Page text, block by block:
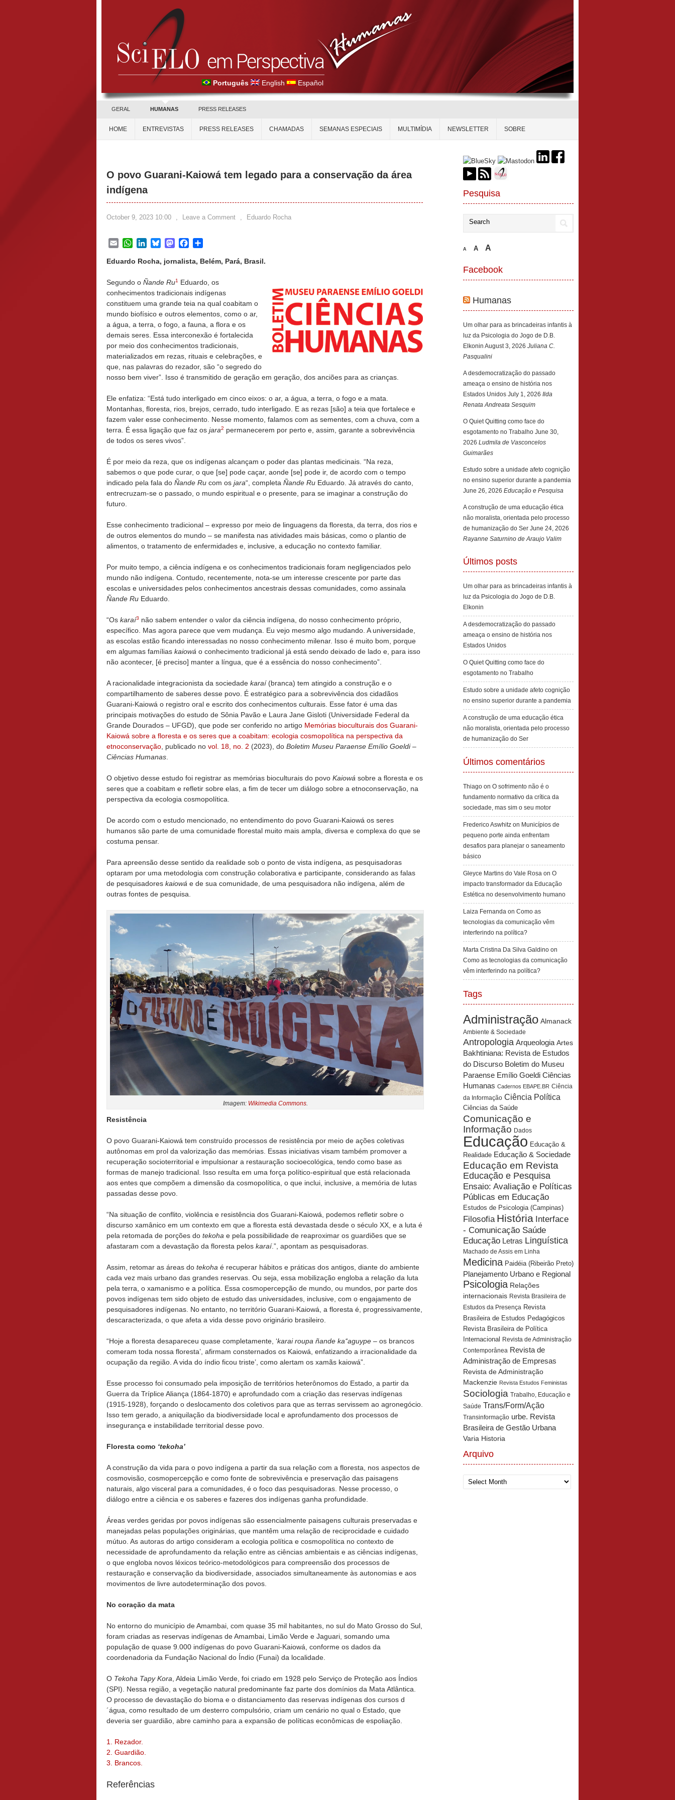
Português English Español
GERAL HUMANAS PRESS RELEASES
HOME ENTREVISTAS PRESS RELEASES CHAMADAS SEMANAS ESPECIAIS MULTIMÍDIA NEWSLETTER SOBRE
O povo Guarani-Kaiowá tem legado para a conservação da área
indígena
October 9, 2023 10:00 , Leave a Comment , Eduardo Rocha
EmailWhatsApp
LinkedInBlueskyMastodonFacebook
Eduardo Rocha, jornalista, Belém, Pará, Brasil.
Segundo o Ñande Ru1
Eduardo, os
conhecimentos tradicionais indígenas
constituem uma grande teia na qual coabitam o
mundo biofísico e outros elementos, como o ar,
a água, a terra, o fogo, a fauna, a flora e os
demais seres. Essa interconexão é fortalecida
por meio dos conhecimentos tradicionais,
materializados em rezas, rituais e celebrações, e
que, nas palavras do rezador, são “o segredo do
nosso bem viver”. Isso é transmitido de geração em geração, dos anciões para as crianças.
Ele enfatiza: “Está tudo interligado em cinco eixos: o ar, a água, a terra, o fogo e a mata.
Montanhas, floresta, rios, brejos, cerrado, tudo interligado. E as rezas [são] a teia que fortalece e
fazem valer esse conhecimento. Nesse momento, falamos com as sementes, com a chuva, com a
terra. É essa ligação que faz os jara2 permanecerem por perto e, assim, garante a sobrevivência
de todos os seres vivos”.
É por meio da reza, que os indígenas alcançam o poder das plantas medicinais. “Na reza,
sabemos o que pode curar, o que [se] pode caçar, aonde [se] pode ir, de acordo com o tempo
indicado pela fala do Ñande Ru com os jara“, completa Ñande Ru Eduardo. Já através do canto,
entrecruzam-se o passado, o mundo espiritual e o presente, para se imaginar a construção do
futuro.
Esse conhecimento tradicional – expresso por meio de linguagens da floresta, da terra, dos rios e
de outros elementos do mundo – se manifesta nas atividades mais básicas, como o plantio de
alimentos, o tratamento de enfermidades e, inclusive, a educação no contexto familiar.
Por muito tempo, a ciência indígena e os conhecimentos tradicionais foram negligenciados pelo
mundo não indígena. Contudo, recentemente, nota-se um interesse crescente por parte das
escolas e universidades pelos conhecimentos ancestrais dessas comunidades, como assinala
Ñande Ru Eduardo.
“Os karaí3 não sabem entender o valor da ciência indígena, do nosso conhecimento próprio,
específico. Mas agora parece que vem mudança. Eu vejo mesmo algo mudando. A universidade,
as escolas estão ficando interessadas no nosso conhecimento milenar. Isso é muito bom, porque
em algumas famílias kaiowá o conhecimento tradicional já está sendo deixado de lado e, para isso
não acontecer, [é preciso] manter a língua, que é a essência do nosso conhecimento”.
A racionalidade integracionista da sociedade karaí(branca) tem atingido a construção e o
compartilhamento de saberes desse povo. É estratégico para a sobrevivência dos cidadãos
Guarani-Kaiowá o registro oral e escrito dos conhecimentos culturais. Esse fator é uma das
principais motivações do estudo de Sônia Pavão e Laura Jane Gisloti (Universidade Federal da
Grande Dourados – UFGD), que pode ser conferido no artigo Memórias bioculturais dos Guarani-
Kaiowá sobre a floresta e os seres que a coabitam: ecologia cosmopolítica na perspectiva da
etnoconservação , publicado no vol. 18, no. 2 (2023), do Boletim Museu Paraense Emílio Goeldi –
Ciências Humanas
O objetivo desse estudo foi registrar as memórias bioculturais do povo Kaiowá sobre a floresta e os
seres que a coabitam e refletir sobre elas, a fim de tecer um diálogo sobre a etnoconservação, na
perspectiva da ecologia cosmopolítica.
De acordo com o estudo mencionado, no entendimento do povo Guarani-Kaiowá os seres
humanos são parte de uma comunidade florestal muito mais ampla, diversa e complexa do que se
costuma pensar.
Para apreensão desse sentido da realidade sob o ponto de vista indígena, as pesquisadoras
optaram por uma metodologia com construção colaborativa e participante, considerando as falas
de pesquisadores kaiowá e de sua comunidade, de uma pesquisadora não indígena, além de
outras fontes de pesquisa.
Imagem: Wikimedia Commons.
Resistência
O povo Guarani-Kaiowá tem construído processos de resistência por meio de ações coletivas
autônomas em prol da valorização das memórias. Essas iniciativas visam também promover a
recuperação socioterritorial e impulsionar a restauração socioecológica, tendo como base as
formas de manejo tradicional. Isso resulta em uma força político-espiritual que está relacionada
aos entes que compõem a dimensão da cosmopolítica, o que inclui, inclusive, a memória de lutas
passadas desse povo.
“Na situação de conflito, violência e resistência dos Guarani-Kaiowá, podemos refletir sobre o
discurso xamânico em um contexto em que a floresta está devastada desde o século XX, e a luta é
pela retomada de porções do tekoha e pela possibilidade de reaproximar os guardiões que se
afastaram com a devastação da floresta pelos karaí.”, apontam as pesquisadoras.
Assim, retomar as áreas do tekoha é recuperar hábitos e práticas dos antigos, diante do ambiente
cada vez mais urbano das grandes reservas. Ou seja, essa mobilização engloba a relação da luta
pela terra, o xamanismo e a política. Essa cosmopercepção de mundo, ou mundos, por parte dos
povos indígenas tem sido objeto de estudo das universidades, inclusive, com o engajamento de
pesquisadores indígenas. No entanto, no território Guarani-Kaiowá, a floresta é, progressivamente,
descaracterizada, o que afeta a vida desse povo originário brasileiro.
“Hoje a floresta desapareceu quase completamente, ‘karai roupa ñande ka‘‘aguype – os brancos
comeram toda nossa floresta’, afirmam consternados os Kaiowá, enfatizando a irracionalidade da
ocupação da região. A vida do índio ficou triste’, como alertam os xamãs kaiowá”.
Esse processo foi consumado pela imposição de territórios heterônomos do Estado, a partir da
Guerra da Tríplice Aliança (1864-1870) e aprofundado com a criação das reservas indígenas
(1915-1928), forçando o deslocamento dos coletivos para que as terras servissem ao agronegócio.
Isso tem gerado, a aniquilação da biodiversidade local e aprofundamento dos processos de
insegurança e instabilidade territorial desse povo.
Floresta como ‘tekoha’
A construção da vida para o povo indígena a partir da sua relação com a floresta, nos aspectos de
cosmovisão, cosmopercepção e como fonte de sobrevivência e preservação das paisagens
naturais, algo visceral para a comunidades, é o foco das pesquisadoras. Nesse processo, o
diálogo entre a ciência e os saberes e fazeres dos indígenas ganha profundidade.
Áreas verdes geridas por povos indígenas são essencialmente paisagens culturais preservadas e
manejadas pelas populações originárias, que mantêm uma relação de reciprocidade e cuidado
mútuo. As autoras do artigo consideram a ecologia política e cosmopolítica no contexto de
necessidade de aprofundamento da relação entre as ciências ambientais e as ciências indígenas,
o que engloba novos léxicos teórico-metodológicos para compreensão dos processos de
restauração e conservação da biodiversidade, associados simultaneamente às autonomias e aos
movimentos de livre autodeterminação dos povos.
No coração da mata
No entorno do município de Amambai, com quase 35 mil habitantes, no sul do Mato Grosso do Sul,
foram criadas as reservas indígenas de Amambai, Limão Verde e Jaguari, somando uma
população de quase 9.000 indígenas do povo Guarani-Kaiowá, conforme os dados da
coordenadoria da Fundação Nacional do Índio (Funai) da localidade.
O Tekoha Tapy Kora, Aldeia Limão Verde, foi criado em 1928 pelo Serviço de Proteção aos Índios
(SPI). Nessa região, a vegetação natural predominante faz parte dos domínios da Mata Atlântica.
O processo de devastação do bioma e o distanciamento das reservas indígenas dos cursos d
´água, como resultado de um desterro compulsório, criam um cenário no qual o Estado, que
deveria ser guardião, abre caminho para a expansão de políticas econômicas de espoliação.
1. Rezador.
2. Guardião.
3. Brancos.
Referências
Pesquisa
A A A
Facebook
Humanas
Um olhar para as brincadeiras infantis à
luz da Psicologia do Jogo de D.B.
Elkonin August 3, 2026 Juliana C.
Pasqualini
A desdemocratização do passado
ameaça o ensino de história nos
Estados Unidos July 1, 2026 Ilda
Renata Andreata Sesquim
O Quiet Quitting como face do
esgotamento no Trabalho June 30,
2026 Ludmila de Vasconcelos
Guimarães
Estudo sobre a unidade afeto cognição
no ensino superior durante a pandemia
June 26, 2026 Educação e Pesquisa
A construção de uma educação ética
não moralista, orientada pelo processo
de humanização do Ser June 24, 2026
Rayanne Saturnino de Araujo Valim
Últimos posts
Um olhar para as brincadeiras infantis à
luz da Psicologia do Jogo de D.B.
Elkonin
A desdemocratização do passado
ameaça o ensino de história nos
Estados Unidos
O Quiet Quitting como face do
esgotamento no Trabalho
Estudo sobre a unidade afeto cognição
no ensino superior durante a pandemia
A construção de uma educação ética
não moralista, orientada pelo processo
de humanização do Ser
Últimos comentários
Thiago on O sofrimento não é o
fundamento normativo da crítica da
sociedade, mas sim o seu motor
Frederico Aswhitz on Municípios de
pequeno porte ainda enfrentam
desafios para planejar o saneamento
básico
Gleyce Martins do Vale Rosa on O
impacto transformador da Educação
Estética no desenvolvimento humano
Laiza Fernanda on Como as
tecnologias da comunicação vêm
interferindo na política?
Marta Cristina Da Silva Galdino on
Como as tecnologias da comunicação
vêm interferindo na política?
Tags
Administração Almanack
Ambiente & Sociedade
Antropologia Arqueologia Artes
Bakhtiniana: Revista de Estudos
do Discurso Boletim do Museu
Paraense Emílio Goeldi Ciências
Humanas Cadernos EBAPE.BR Ciência
da Informação Ciência Política
Ciências da Saúde
Comunicação e
Informação Dados
Educação Educação &
Realidade Educação & Sociedade
Educação em Revista
Educação e Pesquisa
Ensaio: Avaliação e Políticas
Públicas em Educação
Estudos de Psicologia (Campinas)
Filosofia História Interface
- Comunicação Saúde
Educação Letras Linguística
Machado de Assis em Linha
Medicina Paidéia (Ribeirão Preto)
Planejamento Urbano e Regional
Psicologia Relações
internacionais Revista Brasileira de
Estudos da Presença Revista
Brasileira de Estudos Pedagógicos
Revista Brasileira de Política
Internacional Revista de Administração
Contemporânea Revista de
Administração de Empresas
Revista de Administração
Mackenzie Revista Estudos Feministas
Sociologia Trabalho, Educação e
Saúde Trans/Form/Ação
Transinformação urbe. Revista
Brasileira de Gestão Urbana
Varia Historia
Arquivo
Arquivo